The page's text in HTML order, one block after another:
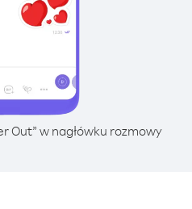
Out” w nagłówku rozmowy